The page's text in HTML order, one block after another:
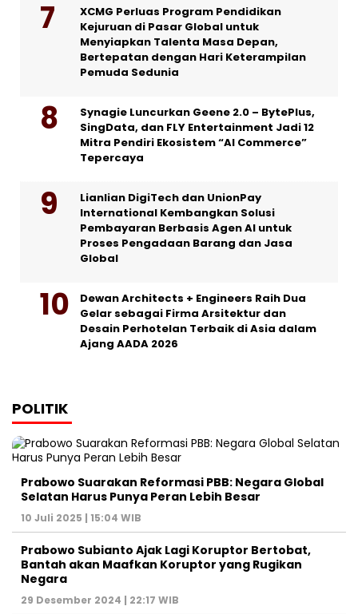
XCMG Perluas Program Pendidikan
Kejuruan di Pasar Global untuk
Menyiapkan Talenta Masa Depan,
Bertepatan dengan Hari Keterampilan
Pemuda Sedunia
Synagie Luncurkan Geene 2.0 – BytePlus,
SingData, dan FLY Entertainment Jadi 12
Mitra Pendiri Ekosistem “AI Commerce”
Tepercaya
Lianlian DigiTech dan UnionPay
International Kembangkan Solusi
Pembayaran Berbasis Agen AI untuk
Proses Pengadaan Barang dan Jasa
Global
Dewan Architects + Engineers Raih Dua
Gelar sebagai Firma Arsitektur dan
Desain Perhotelan Terbaik di Asia dalam
Ajang AADA 2026
POLITIK
Prabowo Suarakan Reformasi PBB: Negara Global
Selatan Harus Punya Peran Lebih Besar
10 Juli 2025 | 15:04 WIB
Prabowo Subianto Ajak Lagi Koruptor Bertobat,
Bantah akan Maafkan Koruptor yang Rugikan
Negara
29 Desember 2024 | 22:17 WIB